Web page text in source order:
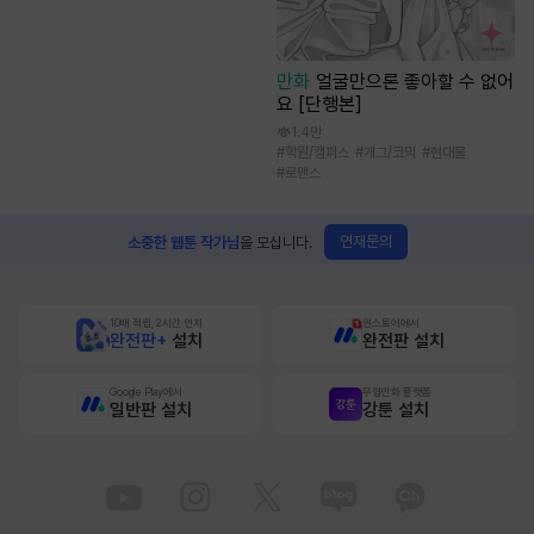
만화 얼굴만으론 좋아할 수 없어
요 [단행본]
1.4만
#학원/캠퍼스 #개그/코믹 #현대물
#로맨스
소중한 웹툰 작가님을 모십니다. 연재문의
10배 적립, 2시간 먼저
완전판+ 설치
원스토어에서
완전판 설치
Google Play에서
일반판 설치
무협만화 플랫폼
강툰 설치